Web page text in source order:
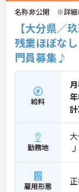
名称非公開 ※詳細
【大分県／
残業ほぼな
門員募集♪
給料
勤務地
雇用形態